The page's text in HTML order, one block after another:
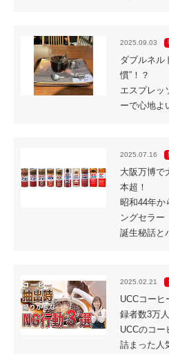
2025.09.03
ダブルネル
慣”！？
エスプレッ
ーで心地よ
2025.07.16
大阪万博で
本超！
昭和44年か
ングセラー
誕生秘話と
2025.02.21
UCCコーヒ
録者数3万
UCCのコー
詰まった人